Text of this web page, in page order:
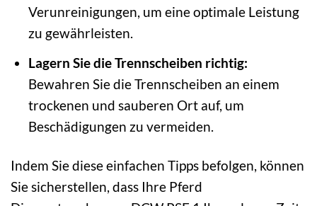
Verunreinigungen, um eine optimale Leistung
zu gewährleisten.
Lagern Sie die Trennscheiben richtig:
Bewahren Sie die Trennscheiben an einem
trockenen und sauberen Ort auf, um
Beschädigungen zu vermeiden.
Indem Sie diese einfachen Tipps befolgen, können
Sie sicherstellen, dass Ihre Pferd